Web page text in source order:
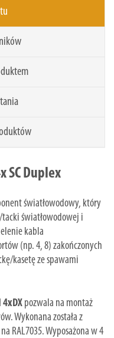
SC Duplex
światłowodowy, który
tacki światłowodowej i
kabla
(np. 4, 8) zakończonych
kasetę ze spawami
4xDX pozwala na montaż
Wykonana została z
RAL7035. Wyposażona w 4